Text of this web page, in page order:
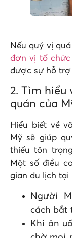
Nếu quý vị
đơn vị tổ
được sự hỗ
2. Tìm hiểu
quán của
Hiểu biết về
Mỹ sẽ giúp
thiếu tôn
Một số điều
gian du lịch tại
Người
cách bắt
Khi ăn